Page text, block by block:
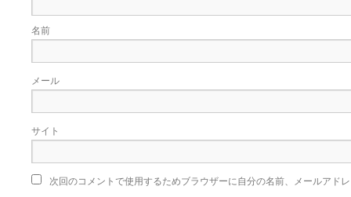
名前
メール
サイト
次回のコメントで使用するためブラウザーに自分の名前、メールアド